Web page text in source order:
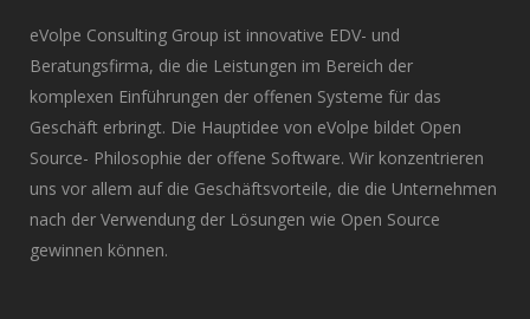
eVolpe Consulting Group ist innovative EDV- und
Beratungsfirma, die die Leistungen im Bereich der
komplexen Einführungen der offenen Systeme für das
Geschäft erbringt. Die Hauptidee von eVolpe bildet Open
Source- Philosophie der offene Software. Wir konzentrieren
uns vor allem auf die Geschäftsvorteile, die die Unternehmen
nach der Verwendung der Lösungen wie Open Source
gewinnen können.